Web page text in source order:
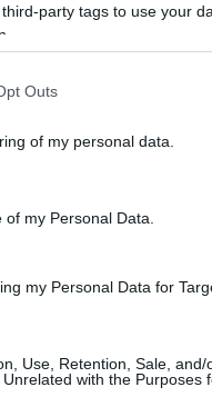
party tags to use your
Outs
of my personal data.
my Personal Data.
my Personal Data for
Use, Retention, Sale, and/
with the Purposes